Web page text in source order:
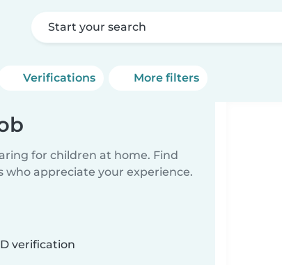
Start your search
Verifications More filters
for children at home. Find
appreciate your experience.
verification